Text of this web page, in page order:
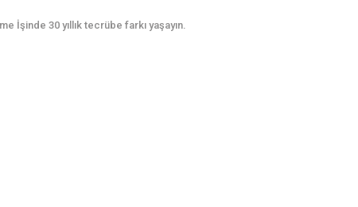
İşinde 30 yıllık tecrübe farkı yaşayın.